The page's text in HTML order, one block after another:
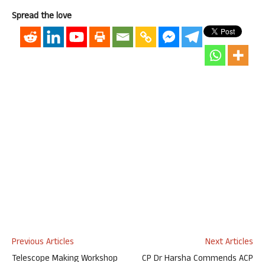
Spread the love
Previous Articles
Next Articles